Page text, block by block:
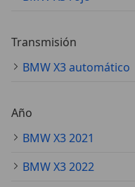
Transmisión
BMW X3 automático
Año
BMW X3 2021
BMW X3 2022